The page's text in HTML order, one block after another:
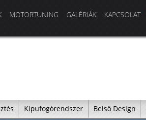
MOTORTUNING GALÉRIÁK KAPCSOLAT
Kipufogórendszer Belső Design